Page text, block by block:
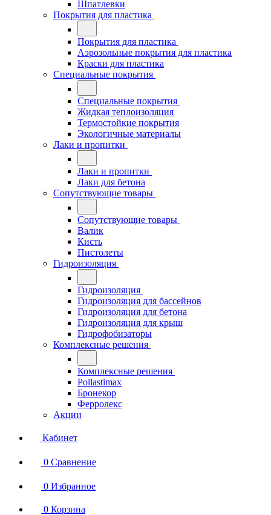
Шпатлевки
Покрытия для пластика
Покрытия для пластика
Аэрозольные покрытия для пластика
Краски для пластика
Специальные покрытия
Специальные покрытия
Жидкая теплоизоляция
Термостойкие покрытия
Экологичные материалы
Лаки и пропитки
Лаки и пропитки
Лаки для бетона
Сопутствующие товары
Сопутствующие товары
Валик
Кисть
Пистолеты
Гидроизоляция
Гидроизоляция
Гидроизоляция для бассейнов
Гидроизоляция для бетона
Гидроизоляция для крыш
Гидрофобизаторы
Комплексные решения
Комплексные решения
Pollastimax
Бронекор
Ферролекс
Акции
Кабинет
0 Сравнение
0 Избранное
0 Корзина